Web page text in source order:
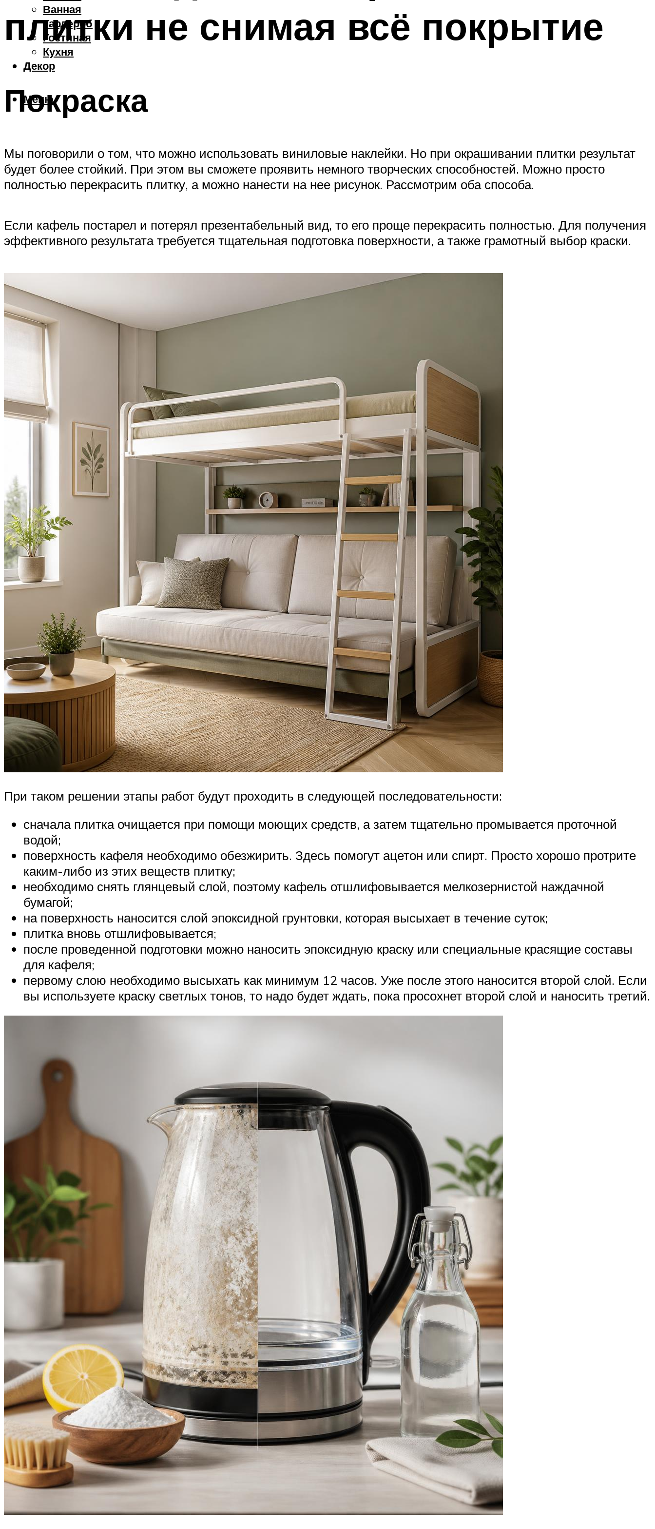
Ванная
Гардероб
Гостиная
Кухня
Декор
Меню
плитки не снимая всё покрытие
Покраска
Мы поговорили о том, что можно использовать виниловые наклейки. Но при окрашивании плитки результат
будет более стойкий. При этом вы сможете проявить немного творческих способностей. Можно просто
полностью перекрасить плитку, а можно нанести на нее рисунок. Рассмотрим оба способа.
Если кафель постарел и потерял презентабельный вид, то его проще перекрасить полностью. Для получения
эффективного результата требуется тщательная подготовка поверхности, а также грамотный выбор краски.
При таком решении этапы работ будут проходить в следующей последовательности:
сначала плитка очищается при помощи моющих средств, а затем тщательно промывается проточной
водой;
поверхность кафеля необходимо обезжирить. Здесь помогут ацетон или спирт. Просто хорошо протрите
каким-либо из этих веществ плитку;
необходимо снять глянцевый слой, поэтому кафель отшлифовывается мелкозернистой наждачной
бумагой;
на поверхность наносится слой эпоксидной грунтовки, которая высыхает в течение суток;
плитка вновь отшлифовывается;
после проведенной подготовки можно наносить эпоксидную краску или специальные красящие составы
для кафеля;
первому слою необходимо высыхать как минимум 12 часов. Уже после этого наносится второй слой. Если
вы используете краску светлых тонов, то надо будет ждать, пока просохнет второй слой и наносить третий.